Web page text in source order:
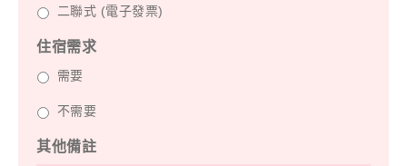
二聯式 (電子發票)
住宿需求
需要
不需要
其他備註